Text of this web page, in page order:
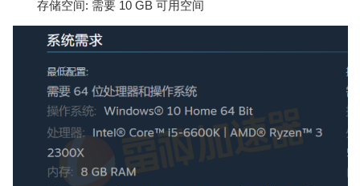
存储空间: 需要 10 GB 可用空间